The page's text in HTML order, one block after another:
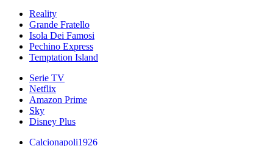
Reality
Grande Fratello
Isola Dei Famosi
Pechino Express
Temptation Island
Serie TV
Netflix
Amazon Prime
Sky
Disney Plus
Calcionapoli1926